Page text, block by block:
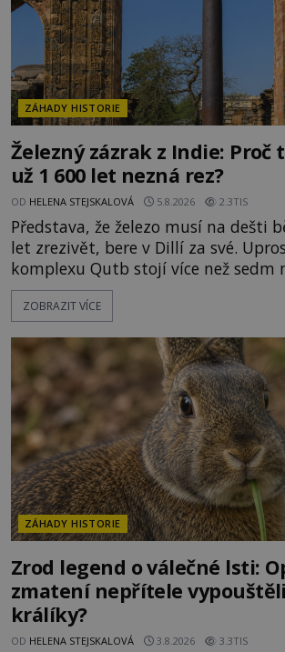
ZÁHADY HISTORIE
Železný zázrak z Indie: Proč
už 1 600 let nezná rez?
OD HELENA STEJSKALOVÁ 5.8.2026 2.3TIS
Představa, že železo musí na dešti
let zrezivět, bere v Dillí za své.
komplexu Qutb stojí více než sedm
železný sloup, který už přibližně 1
počasí s jen nepatrnými stopami koroze.
ztracených technologiích či
materiálech. Moderní metalurgie
skutečné vysvětlení je ješt
ZOBRAZIT VÍCE
ZÁHADY HISTORIE
Zrod legend o válečné lsti:
zmatení nepřítele
králíky?
OD HELENA STEJSKALOVÁ 3.8.2026 3.3TIS